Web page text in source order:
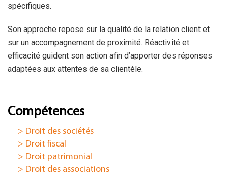
spécifiques.
Son approche repose sur la qualité de la relation client et
sur un accompagnement de proximité. Réactivité et
efficacité guident son action afin d’apporter des réponses
adaptées aux attentes de sa clientèle.
Compétences
> Droit des sociétés
> Droit fiscal
> Droit patrimonial
> Droit des associations